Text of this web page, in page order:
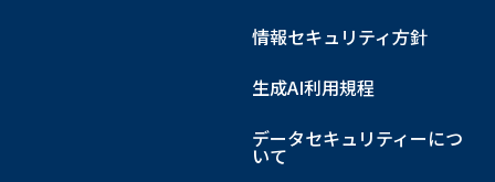
情報セキュリティ方針
生成AI利用規程
データセキュリティーにつ
いて